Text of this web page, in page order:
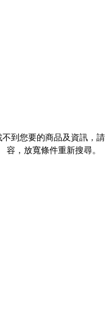
到您要的商品及資訊，
容，放寬條件重新搜尋。